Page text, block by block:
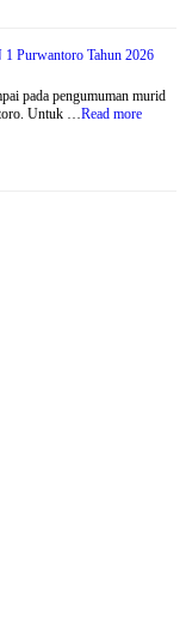
Purwantoro Tahun 2026
pada pengumuman murid
Untuk … Read more